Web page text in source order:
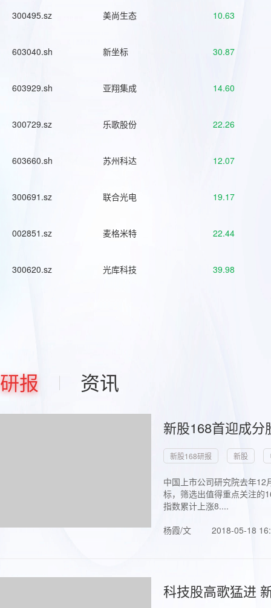
300495.sz 美尚生态 10.63
603040.sh 新坐标 30.87
603929.sh 亚翔集成 14.60
300729.sz 乐歌股份 22.26
603660.sh 苏州科达 12.07
300691.sz 联合光电 19.17
002851.sz 麦格米特 22.44
300620.sz 光库科技 39.98
研报 资讯
新股168首迎成
新股168研报 新股
中国上市公司研究院去年
标，筛选出值得重点关注的
指数累计上涨8....
杨霞/文
2018-05-18
科技股高歌猛进